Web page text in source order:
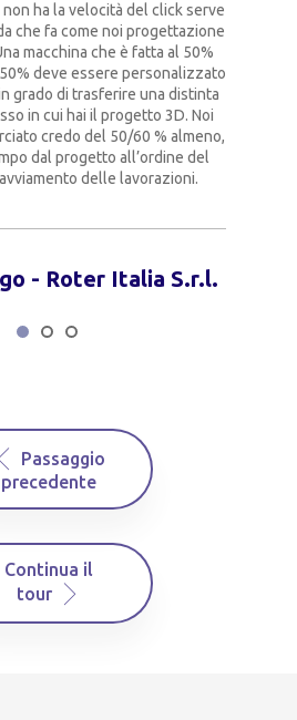
ha la velocità del click serve
che fa come noi progettazione
macchina che è fatta al 50%
deve essere personalizzato
grado di trasferire una distinta
in cui hai il progetto 3D. Noi
credo del 50/60 % almeno,
dal progetto all’ordine del
delle lavorazioni.
- Roter Italia S.r.l.